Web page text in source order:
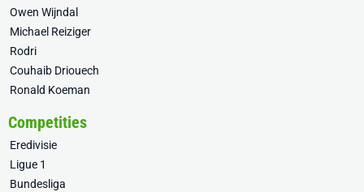
Owen Wijndal
Michael Reiziger
Rodri
Couhaib Driouech
Ronald Koeman
Competities
Eredivisie
Ligue 1
Bundesliga